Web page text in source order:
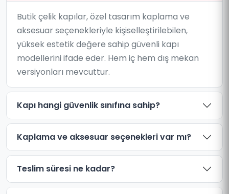
Butik çelik kapılar, özel tasarım kaplama ve
aksesuar seçenekleriyle kişiselleştirilebilen,
yüksek estetik değere sahip güvenli kapı
modellerini ifade eder. Hem iç hem dış mekan
versiyonları mevcuttur.
Kapı hangi güvenlik sınıfına sahip?
Kaplama ve aksesuar seçenekleri var mı?
Teslim süresi ne kadar?